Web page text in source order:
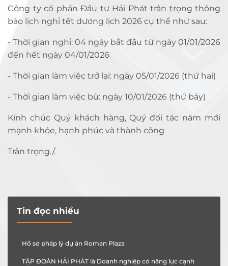
Công ty cổ phần Đầu tư Hải Phát trân trọng thông
báo lịch nghỉ tết dương lịch 2026 cụ thể như sau:
- Thời gian nghỉ: 04 ngày bắt đầu từ ngày 01/01/2026
đến hết ngày 04/01/2026
- Thời gian làm việc trở lại: ngày 05/01/2026 (thứ hai)
- Thời gian làm việc bù: ngày 10/01/2026 (thứ bảy)
Kính chúc Quý khách hàng, Quý đối tác năm mới
mạnh khỏe, hạnh phúc và thành công
Trân trọng./.
Tin đọc nhiều
Hồ sơ pháp lý dự án Roman Plaza
TẬP ĐOÀN HẢI PHÁT là Doanh nghiệp có năng lực cạnh